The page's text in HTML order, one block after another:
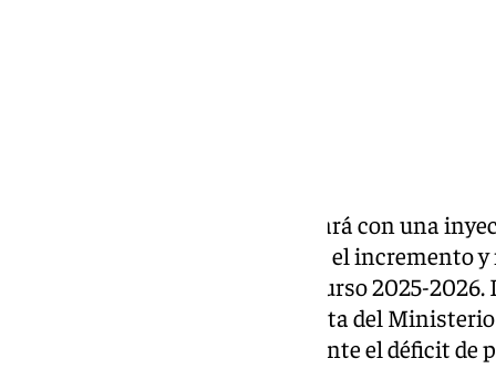
La Universidad de Málaga contará con una
Gobierno central para financiar el incremento
Grado en Medicina durante el curso 2025-
Consejo de Ministros a propuesta del
formación de nuevos médicos ante el déficit de